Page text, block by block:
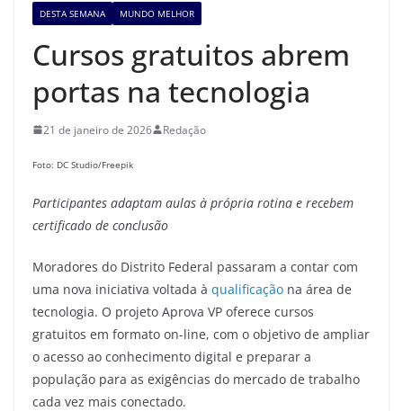
DESTA SEMANA MUNDO MELHOR
Cursos gratuitos abrem
portas na tecnologia
21 de janeiro de 2026 Redação
Foto: DC Studio/Freepik
Participantes adaptam aulas à própria rotina e recebem
certificado de conclusão
Moradores do Distrito Federal passaram a contar com
uma nova iniciativa voltada à qualificação na área de
tecnologia. O projeto Aprova VP oferece cursos
gratuitos em formato on-line, com o objetivo de ampliar
o acesso ao conhecimento digital e preparar a
população para as exigências do mercado de trabalho
cada vez mais conectado.